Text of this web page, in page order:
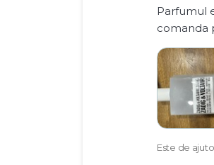
Parfumul
comanda
Este de